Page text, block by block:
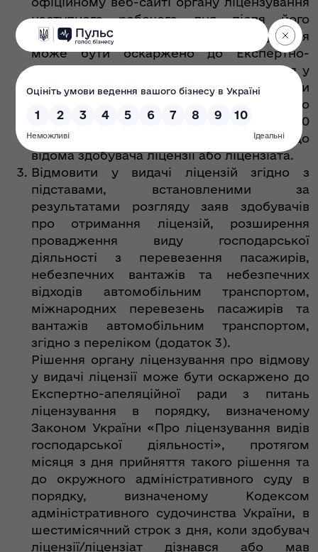
наступного робочого дня після його
прийняття. Рішення органу ліцензування
може бути оскаржено до Експертно-
апеляційної ради з питань ліцензування у
порядку, передбаченому Законом України
«Про адміністративну процедуру», та/або
до адміністративного суду протягом 30
календарних днів з дня доведення його до
відома здобувача ліцензії або ліцензіата.
Відмовити у видачі ліцензій згідно з
підставами, встановленими за
результатами розгляду заяв здобувачів
про отримання ліцензій, розширення
провадження виду господарської
діяльності з перевезення пасажирів,
небезпечних вантажів та небезпечних
відходів автомобільним транспортом,
міжнародних перевезень пасажирів та
вантажів автомобільним транспортом,
згідно з переліком (додаток 3).
Рішення органу ліцензування про відмову
у видачі ліцензії може бути оскаржено до
Експертно-апеляційної ради з питань
ліцензування в порядку, визначеному
Законом України «Про ліцензування видів
господарської діяльності», протягом
місяця з дня прийняття такого рішення та
до окружного адміністративного суду в
порядку, визначеному Кодексом
адміністративного судочинства України, в
шестимісячний строк з дня, коли здобувач
ліцензії/ліцензіат дізнався або мав